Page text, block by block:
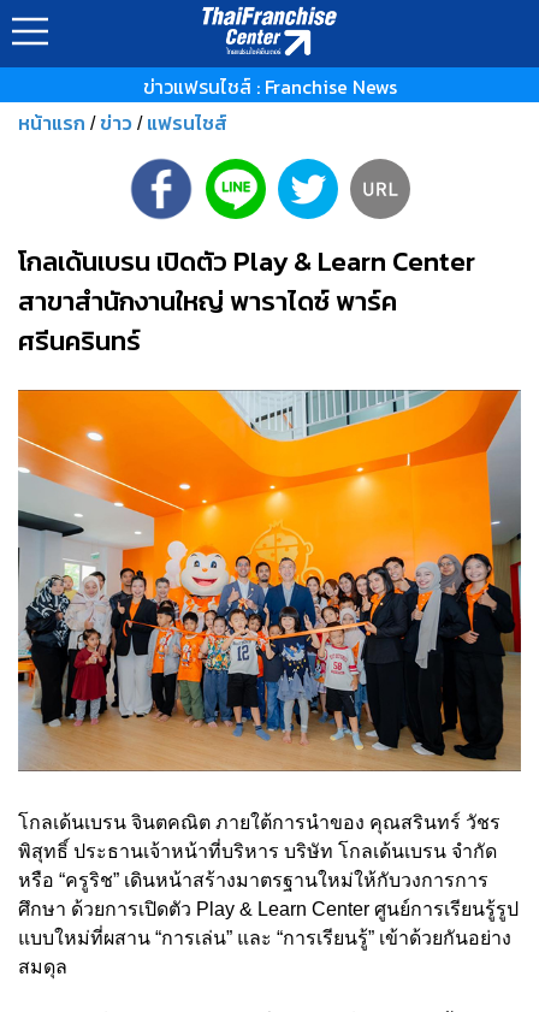
ข่าวแฟรนไชส์ : Franchise News
หน้าแรก / ข่าว / แฟรนไชส์
โกลเด้นเบรน เปิดตัว Play & Learn Center
สาขาสำนักงานใหญ่ พาราไดซ์ พาร์ค
ศรีนครินทร์
โกลเด้นเบรน จินตคณิต ภายใต้การนำของ คุณสรินทร์ วัชร
พิสุทธิ์ ประธานเจ้าหน้าที่บริหาร บริษัท โกลเด้นเบรน จำกัด
หรือ “ครูริช” เดินหน้าสร้างมาตรฐานใหม่ให้กับวงการการ
ศึกษา ด้วยการเปิดตัว Play & Learn Center ศูนย์การเรียนรู้รูป
แบบใหม่ที่ผสาน “การเล่น” และ “การเรียนรู้” เข้าด้วยกันอย่าง
สมดุล